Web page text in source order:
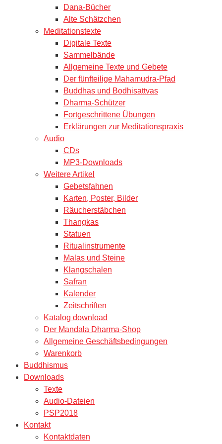
Dana-Bücher
Alte Schätzchen
Meditationstexte
Digitale Texte
Sammelbände
Allgemeine Texte und Gebete
Der fünfteilige Mahamudra-Pfad
Buddhas und Bodhisattvas
Dharma-Schützer
Fortgeschrittene Übungen
Erklärungen zur Meditationspraxis
Audio
CDs
MP3-Downloads
Weitere Artikel
Gebetsfahnen
Karten, Poster, Bilder
Räucherstäbchen
Thangkas
Statuen
Ritualinstrumente
Malas und Steine
Klangschalen
Safran
Kalender
Zeitschriften
Katalog download
Der Mandala Dharma-Shop
Allgemeine Geschäftsbedingungen
Warenkorb
Buddhismus
Downloads
Texte
Audio-Dateien
PSP2018
Kontakt
Kontaktdaten